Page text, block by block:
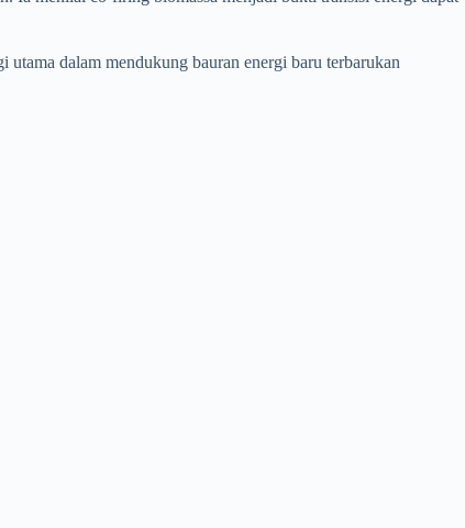
utama dalam mendukung bauran energi baru terbarukan